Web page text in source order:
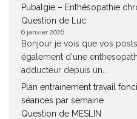
Pubalgie – Enthésopathie
Question de Luc
6 janvier 2026
Bonjour je vois que vos
également d'une
adducteur depuis un...
Plan entrainement travail
séances par semaine
Question de MESLIN